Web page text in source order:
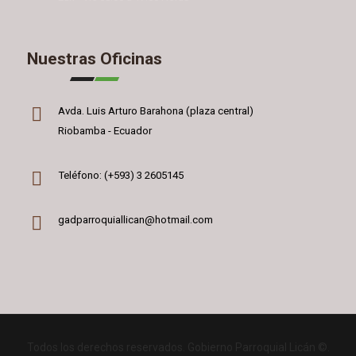
Nuestras Oficinas
Avda. Luis Arturo Barahona (plaza central)
Riobamba - Ecuador
Teléfono: (+593) 3 2605145
gadparroquiallican@hotmail.com